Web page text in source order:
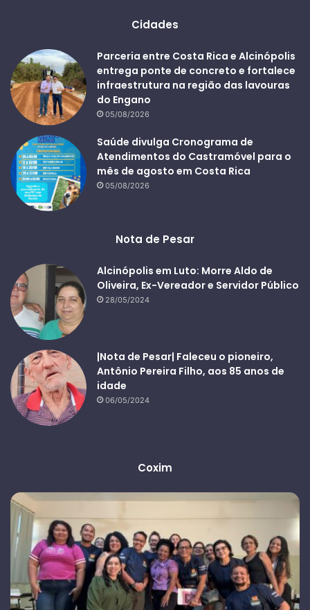
Cidades
Parceria entre Costa Rica e Alcinópolis
entrega ponte de concreto e fortalece
infraestrutura na região das lavouras
do Engano
05/08/2026
Saúde divulga Cronograma de
Atendimentos do Castramóvel para o
mês de agosto em Costa Rica
05/08/2026
Nota de Pesar
Alcinópolis em Luto: Morre Aldo de
Oliveira, Ex-Vereador e Servidor Público
28/05/2024
|Nota de Pesar| Faleceu o pioneiro,
Antônio Pereira Filho, aos 85 anos de
idade
06/05/2024
Coxim